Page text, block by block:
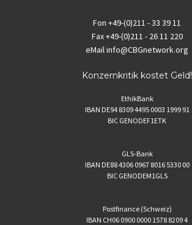
Fon +49-(0)211 - 33 39 11
Fax+49-(0)211 - 26 11 220
eMailinfo@CBGnetwork.org
Konzernkritik kostet Geld!
EthikBank
IBAN DE94 8309 4495 0003 1999 91
BIC GENODEF1ETK
GLS-Bank
IBAN DE88 4306 0967 8016 5330 00
BIC GENODEM1GLS
Postfinance (Schweiz)
IBAN CH06 0900 0000 1578 8209 4